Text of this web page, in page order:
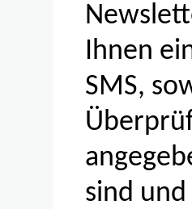
Ihnen
SMS,
sind